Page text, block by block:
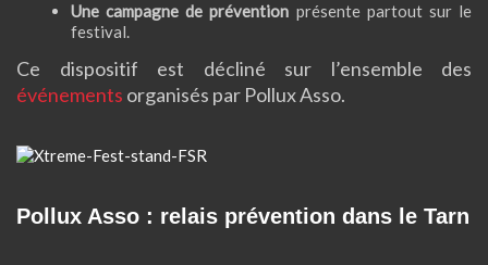
Une campagne de prévention présente partout sur le
festival.
Ce dispositif est décliné sur l’ensemble des
événements organisés par Pollux Asso.
Pollux Asso : relais prévention dans le Tarn